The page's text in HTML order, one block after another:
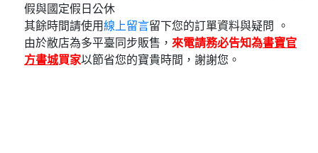
假與國定假日公休
其餘時間請使用線上留言
留下您的訂單資料與疑問 。
由於敝店為多平臺同步販售， 來電請務必告知為書寶官
方書城買家以節省您的寶貴時間，謝謝您。